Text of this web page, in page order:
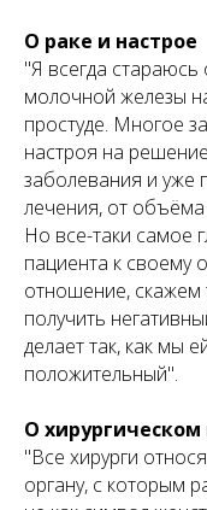
О раке и настрое
"Я всегда
молочной железы
простуде. Многое
настроя на
заболевания и уже
лечения, от объёма
Но все-таки самое
пациента к своему
отношение,
получить
делает так, как мы
положительный".
О
"Все хирурги
органу, с которым